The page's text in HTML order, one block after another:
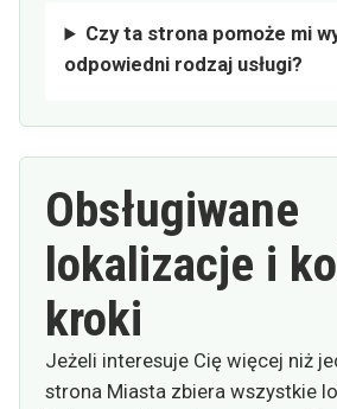
Czy ta strona pomoże mi
odpowiedni rodzaj usługi?
Obsługiwane
lokalizacje i
kroki
Jeżeli interesuje Cię więcej niż
strona Miasta zbiera wszystkie